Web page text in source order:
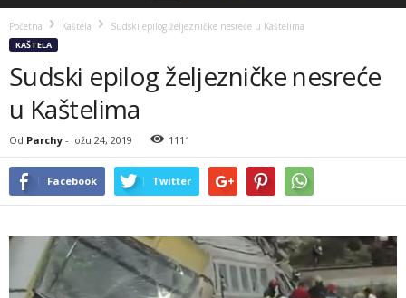
Početna Kaštela Sudski epilog željezničke nesreće u Kaštelima
KAŠTELA
Sudski epilog željezničke nesreće
u Kaštelima
Od Parchy - ožu 24, 2019 1111
Facebook Twitter